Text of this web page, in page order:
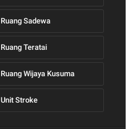
Ruang Sadewa
Ruang Teratai
Ruang Wijaya Kusuma
Unit Stroke